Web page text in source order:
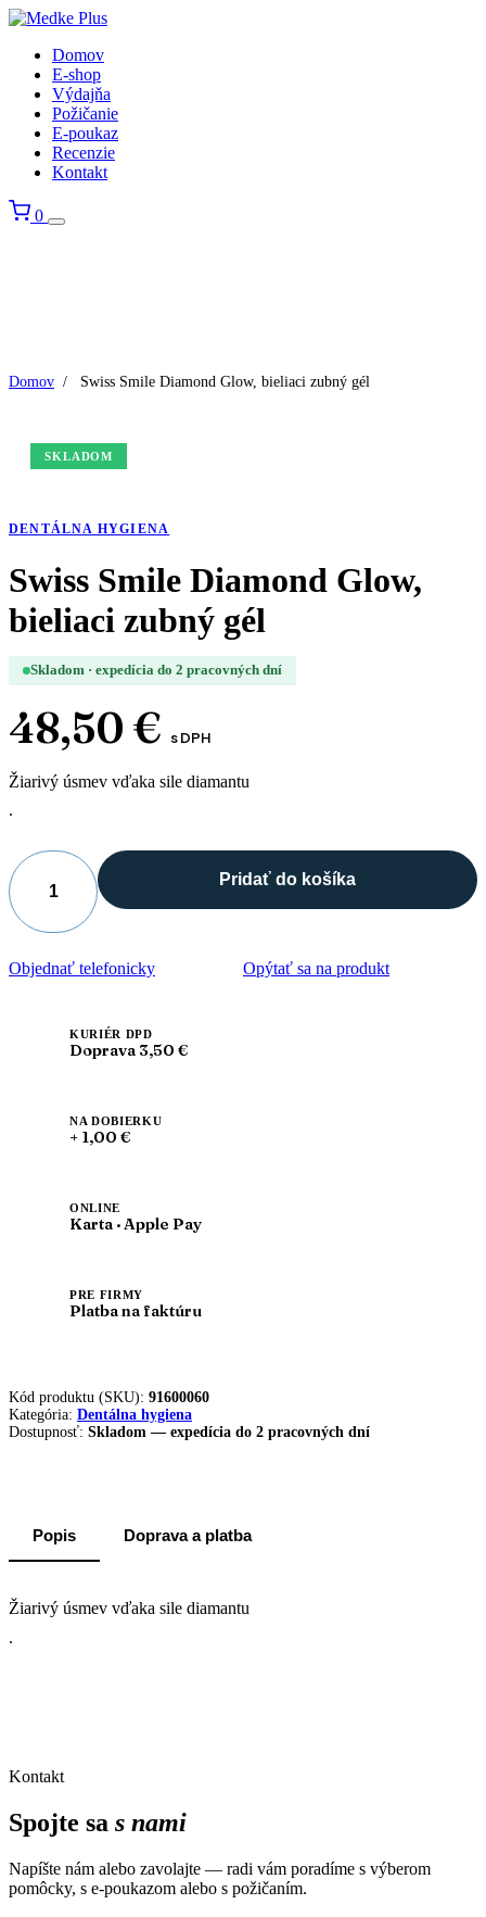
Domov
E-shop
Výdajňa
Požičanie
E-poukaz
Recenzie
Kontakt
0
Domov / Swiss Smile Diamond Glow, bieliaci zubný gél
SKLADOM
DENTÁLNA HYGIENA
Swiss Smile Diamond Glow,
bieliaci zubný gél
Skladom · expedícia do 2 pracovných dní
48,50 € s DPH
Žiarivý úsmev vďaka sile diamantu
.
množstvo
Swiss
Smile
Diamond
Glow,
Pridať do košíka
Objednať telefonicky Opýtať sa na produkt
KURIÉR DPD
Doprava 3,50 €
NA DOBIERKU
+ 1,00 €
ONLINE
Karta · Apple Pay
PRE FIRMY
Platba na faktúru
Kód produktu (SKU): 91600060
Kategória: Dentálna hygiena
Dostupnosť: Skladom — expedícia do 2 pracovných dní
Popis Doprava a platba
Žiarivý úsmev vďaka sile diamantu
.
Kontakt
Spojte sa s nami
Napíšte nám alebo zavolajte — radi vám poradíme s výberom
pomôcky, s e-poukazom alebo s požičaním.